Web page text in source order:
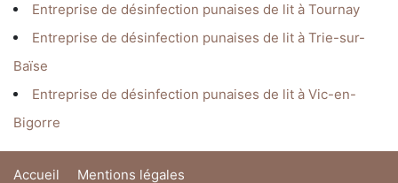
Entreprise de désinfection punaises de lit à Tournay
Entreprise de désinfection punaises de lit à Trie-sur-
Baïse
Entreprise de désinfection punaises de lit à Vic-en-
Bigorre
Accueil Mentions légales